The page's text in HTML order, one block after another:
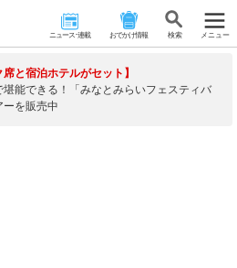
ニュース･連載 おでかけ情報 検 索 メニュー
席と宿泊ホテルがセット】
堪能できる！「みなとみらいフェスティバ
ーを販売中